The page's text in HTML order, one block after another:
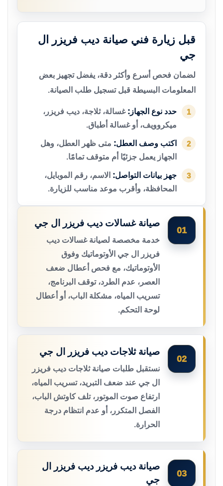
قبل زيارة فني صيانة ديب فريزر ال
جي
لضمان فحص أسرع وأكثر دقة، يفضل تجهيز بعض
المعلومات البسيطة قبل تسجيل طلب الصيانة.
1 حدد نوع الجهاز: غسالة، ثلاجة، ديب فريزر،
ميكروويف، أو غسالة أطباق.
2 اكتب وصف العطل: متى ظهر العطل، وهل
الجهاز يعمل جزئيًا أم متوقف تمامًا.
3 جهز بيانات التواصل: الاسم، رقم الموبايل،
المحافظة، وأقرب موعد مناسب للزيارة.
01
صيانة غسالات ديب فريزر ال جي
خدمة مخصصة لصيانة غسالات ديب
فريزر ال جي الأوتوماتيك وفوق
الأوتوماتيك، مع فحص أعطال ضعف
العصر، عدم الطرد، توقف البرنامج،
تسريب المياه، مشكلة الباب، أو أعطال
لوحة التحكم.
02
صيانة ثلاجات ديب فريزر ال جي
نستقبل طلبات صيانة ثلاجات ديب فريزر
ال جي عند ضعف التبريد، تسريب المياه،
ارتفاع صوت الموتور، تلف كاوتش الباب،
الفصل المتكرر، أو عدم انتظام درجة
الحرارة.
03
صيانة ديب فريزر ديب فريزر ال
جي